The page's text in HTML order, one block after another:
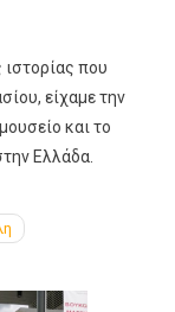
που
είχαμε την
και το
Ελλάδα.